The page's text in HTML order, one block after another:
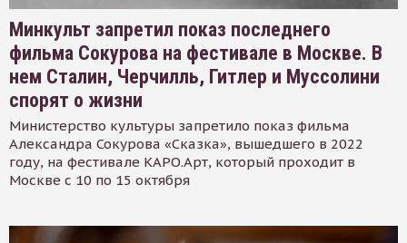
Минкульт запретил показ последнего
фильма Сокурова на фестивале в Москве. В
нем Сталин, Черчилль, Гитлер и Муссолини
спорят о жизни
Министерство культуры запретило показ фильма
Александра Сокурова «Сказка», вышедшего в 2022
году, на фестивале КАРО.Арт, который проходит в
Москве с 10 по 15 октября